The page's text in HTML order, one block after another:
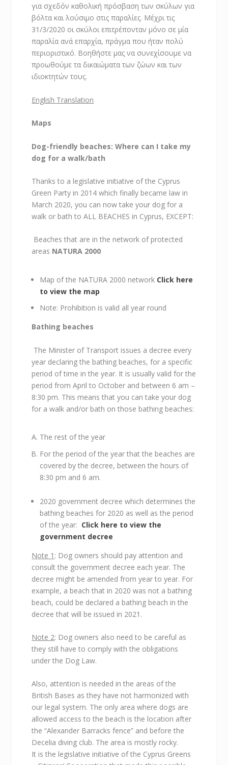
για σχεδόν καθολική πρόσβαση των σκύλων για
βόλτα και λούσιμο στις παραλίες. Μέχρι τις
31/3/2020 οι σκύλοι επιτρέπονταν μόνο σε μία
παραλία ανά επαρχία, πράγμα που ήταν πολύ
περιοριστικό. Βοηθήστε μας να συνεχίσουμε να
προωθούμε τα δικαιώματα των ζώων και των
ιδιοκτητών τους.
English Translation
Maps
Dog-friendly beaches: Where can I take my
dog for a walk/bath
Thanks to a legislative initiative of the Cyprus
Green Party in 2014 which finally became law in
March 2020, you can now take your dog for a
walk or bath to ALL BEACHES in Cyprus, EXCEPT:
Beaches that are in the network of protected
areas NATURA 2000
Map of the NATURA 2000 network Click here
to view the map
Note: Prohibition is valid all year round
Bathing beaches
The Minister of Transport issues a decree every
year declaring the bathing beaches, for a specific
period of time in the year. It is usually valid for the
period from April to October and between 6 am –
8:30 pm. This means that you can take your dog
for a walk and/or bath on those bathing beaches:
The rest of the year
For the period of the year that the beaches are
covered by the decree, between the hours of
8:30 pm and 6 am.
2020 government decree which determines the
bathing beaches for 2020 as well as the period
of the year: Click here to view the
government decree
Note 1 : Dog owners should pay attention and
consult the government decree each year. The
decree might be amended from year to year. For
example, a beach that in 2020 was not a bathing
beach, could be declared a bathing beach in the
decree that will be issued in 2021.
Note 2: Dog owners also need to be careful as
they still have to comply with the obligations
under the Dog Law.
Also, attention is needed in the areas of the
British Bases as they have not harmonized with
our legal system. The only area where dogs are
allowed access to the beach is the location after
the “Alexander Barracks fence” and before the
Decelia diving club. The area is mostly rocky.
It is the legislative initiative of the Cyprus Greens